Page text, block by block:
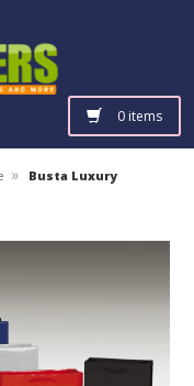
0 items
»
Busta Luxury